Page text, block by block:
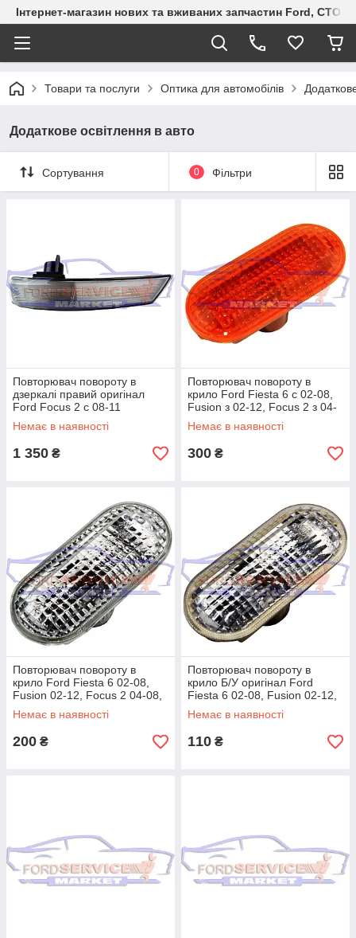
Інтернет-магазин нових та вживаних запчастин Ford, СТО
Товари та послуги Оптика для автомобілів
Додаткове освітлення в авто
Сортування 0 Фільтри
Повторювач повороту в
дзеркалі правий оригінал
Ford Focus 2 c 08-11
Немає в наявності
1 350 ₴
Повторювач повороту в
крило Ford Fiesta 6 c 02-08,
Fusion з 02-12, Focus 2 з 04-
08, C-Max 1 c 03-08,
Немає в наявності
300 ₴
Повторювач повороту в
крило Ford Fiesta 6 02-08,
Fusion 02-12, Focus 2 04-08,
C-Max 1 03-08, білий
Немає в наявності
200 ₴
Повторювач повороту в
крило Б/У оригінал Ford
Fiesta 6 02-08, Fusion 02-12,
Focus 2 04-08, C-Max 1 03-08
Немає в наявності
110 ₴